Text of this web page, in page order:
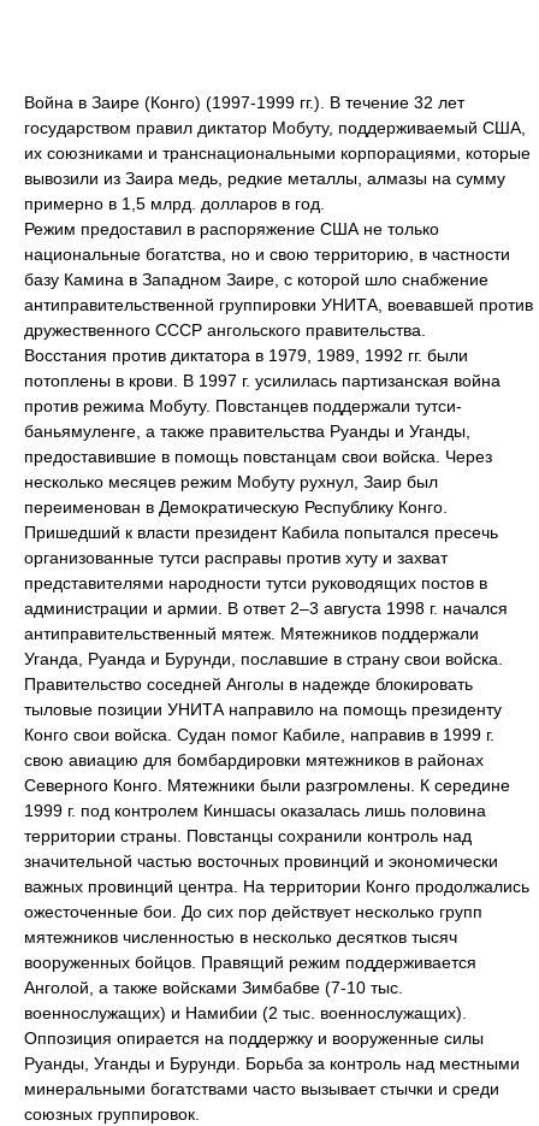
Война в Заире (Конго) (1997-1999 гг.). В течение 32 лет
государством правил диктатор Мобуту, поддерживаемый США,
их союзниками и транснациональными корпорациями, которые
вывозили из Заира медь, редкие металлы, алмазы на сумму
примерно в 1,5 млрд. долларов в год.
Режим предоставил в распоряжение США не только
национальные богатства, но и свою территорию, в частности
базу Камина в Западном Заире, с которой шло снабжение
антиправительственной группировки УНИТА, воевавшей против
дружественного СССР ангольского правительства.
Восстания против диктатора в 1979, 1989, 1992 гг. были
потоплены в крови. В 1997 г. усилилась партизанская война
против режима Мобуту. Повстанцев поддержали тутси-
баньямуленге, а также правительства Руанды и Уганды,
предоставившие в помощь повстанцам свои войска. Через
несколько месяцев режим Мобуту рухнул, Заир был
переименован в Демократическую Республику Конго.
Пришедший к власти президент Кабила попытался пресечь
организованные тутси расправы против хуту и захват
представителями народности тутси руководящих постов в
администрации и армии. В ответ 2–3 августа 1998 г. начался
антиправительственный мятеж. Мятежников поддержали
Уганда, Руанда и Бурунди, пославшие в страну свои войска.
Правительство соседней Анголы в надежде блокировать
тыловые позиции УНИТА направило на помощь президенту
Конго свои войска. Судан помог Кабиле, направив в 1999 г.
свою авиацию для бомбардировки мятежников в районах
Северного Конго. Мятежники были разгромлены. К середине
1999 г. под контролем Киншасы оказалась лишь половина
территории страны. Повстанцы сохранили контроль над
значительной частью восточных провинций и экономически
важных провинций центра. На территории Конго продолжались
ожесточенные бои. До сих пор действует несколько групп
мятежников численностью в несколько десятков тысяч
вооруженных бойцов. Правящий режим поддерживается
Анголой, а также войсками Зимбабве (7-10 тыс.
военнослужащих) и Намибии (2 тыс. военнослужащих).
Оппозиция опирается на поддержку и вооруженные силы
Руанды, Уганды и Бурунди. Борьба за контроль над местными
минеральными богатствами часто вызывает стычки и среди
союзных группировок.